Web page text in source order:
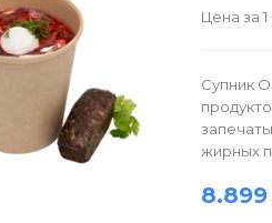
Цена за 1
Супник
жирных